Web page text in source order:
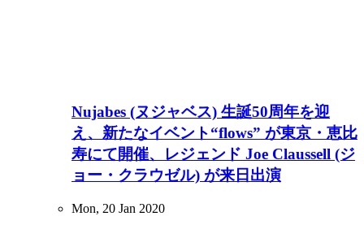
Nujabes (ヌジャベス) 生誕50周年を迎
え、新たなイベント“flows” が東京・恵比
寿にて開催、レジェンド Joe Claussell (ジ
ョー・クラウゼル) が来日出演
Mon, 20 Jan 2020